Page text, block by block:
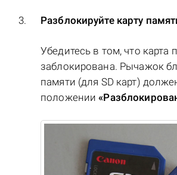
Разблокируйте карту
Убедитесь в том, что карта
заблокирована. Рычажок
памяти (для SD карт)
положении